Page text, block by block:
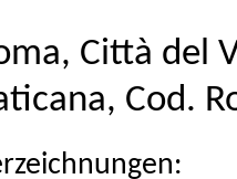
Città del
Cod.